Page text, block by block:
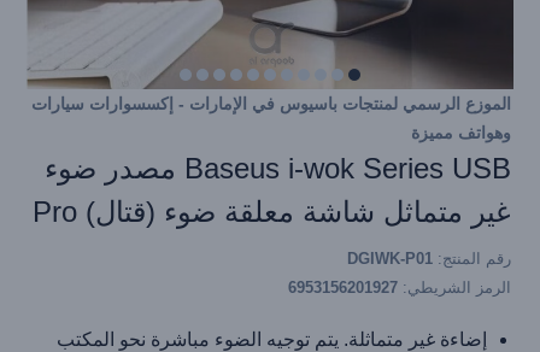
الموزع الرسمي لمنتجات باسيوس في الإمارات - إكسسوارات سيارات
وهواتف مميزة
Baseus i-wok Series USB مصدر ضوء
غير متماثل شاشة معلقة ضوء (قتال) Pro
رقم المنتج: DGIWK-P01
الرمز الشريطي: 6953156201927
إضاءة غير متماثلة. يتم توجيه الضوء مباشرة نحو المكتب